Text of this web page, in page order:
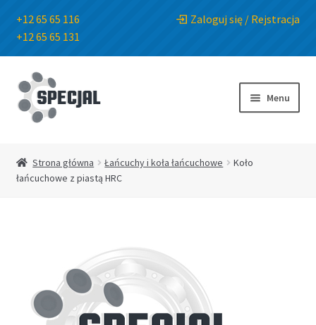
+12 65 65 116
+12 65 65 131
Zaloguj się / Rejstracja
Przejdź
do
nawigacji
Przejdź
do
treści
Menu
Sklep
Kontakt
Strona główna Łańcuchy i koła łańcuchowe
Koło
łańcuchowe z piastą HRC